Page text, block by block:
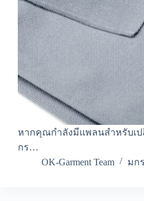
หากคุณกำลังมีแพลนสำหรับเ
กร…
OK-Garment Team
มก